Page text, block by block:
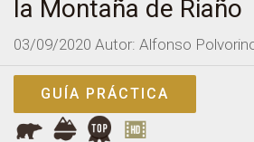
la Montaña de Riaño
03/09/2020 Autor: Alfonso
GUÍA PRÁCTICA